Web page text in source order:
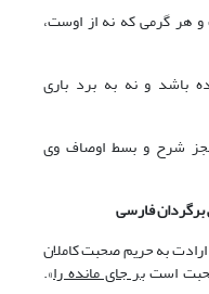
هر گرمی که نه از اوست،
باشد و نه به برد باری
شرح و بسط اوصاف وی
به حریم صحبت کاملان
استبر جای مانده را».